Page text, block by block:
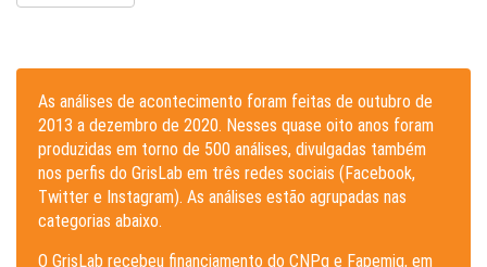
As análises de acontecimento foram feitas de outubro de
2013 a dezembro de 2020. Nesses quase oito anos foram
produzidas em torno de 500 análises, divulgadas também
nos perfis do GrisLab em três redes sociais (Facebook,
Twitter e Instagram). As análises estão agrupadas nas
categorias abaixo.
O GrisLab recebeu financiamento do CNPq e Fapemig, em